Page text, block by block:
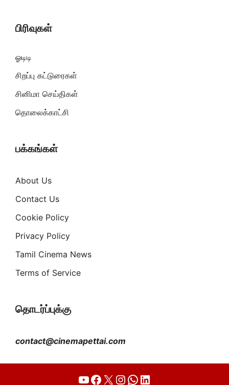
பிரிவுகள்
ஓடிடி
சிறப்பு கட்டுரைகள்
சினிமா செய்திகள்
தொலைக்காட்சி
பக்கங்கள்
About Us
Contact Us
Cookie Policy
Privacy Policy
Tamil Cinema News
Terms of Service
தொடர்ப்புக்கு
contact@cinemapettai.com
YouTube
Facebook
X Instagram
WhatsApp
LinkedIn